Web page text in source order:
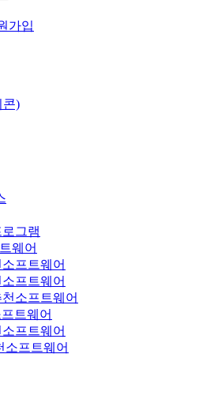
가입
콘)
그램
웨어
프트웨어
프트웨어
소프트웨어
트웨어
프트웨어
소프트웨어